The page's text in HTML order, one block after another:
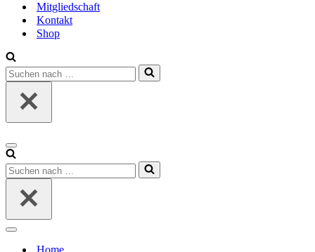
Mitgliedschaft
Kontakt
Shop
Suchen
nach …
Navigationsmenü
Suchen
nach …
Navigationsmenü
Home